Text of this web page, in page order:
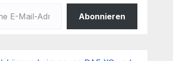
Abonnieren